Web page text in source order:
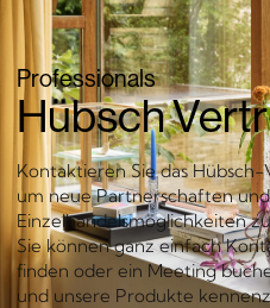
Professionals
Hübsch
Kontaktieren Sie das
um neue Partnerschaften und
Einzelhandelsmöglichkeiten
Sie können ganz einfach
finden oder ein Meeting
und unsere Produkte